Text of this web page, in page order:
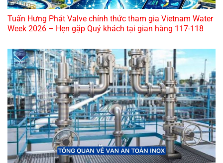
Tuấn Hưng Phát Valve chính thức tham gia Vietnam Water
Week 2026 – Hẹn gặp Quý khách tại gian hàng 117-118